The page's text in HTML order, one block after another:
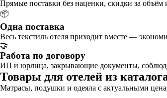
Прямые поставки без наценки, скидки за объём
📦
Одна поставка
Весь текстиль отеля приходит вместе —
🤝
Работа по договору
ИП и юрлица, закрывающие документы,
Товары для отелей из
Матрасы, подушки и одеяла с актуальными